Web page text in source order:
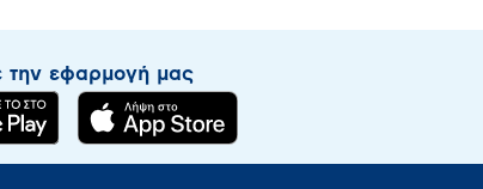
την εφαρμογή μας